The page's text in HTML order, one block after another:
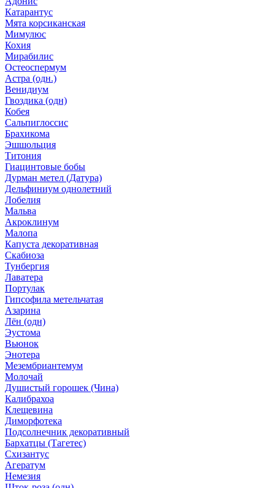
Катарантус
Мята корсиканская
Мимулюс
Кохия
Мирабилис
Остеоспермум
Астра (одн.)
Венидиум
Гвоздика (одн)
Кобея
Сальпиглоссис
Брахикома
Эшшольция
Титония
Гиацинтовые бобы
Дурман метел (Датура)
Дельфиниум однолетний
Лобелия
Мальва
Акроклинум
Малопа
Капуста декоративная
Скабиоза
Тунбергия
Лаватера
Портулак
Гипсофила метельчатая
Азарина
Лён (одн)
Эустома
Вьюнок
Энотера
Мезембриантемум
Молочай
Душистый горошек (Чина)
Калибрахоа
Клещевина
Диморфотека
Подсолнечник декоративный
Бархатцы (Тагетес)
Схизантус
Агератум
Немезия